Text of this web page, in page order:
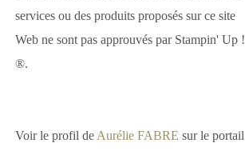
services ou des produits proposés sur ce site
Web ne sont pas approuvés par Stampin' Up !
®.
Voir le profil de Aurélie FABRE sur le portail